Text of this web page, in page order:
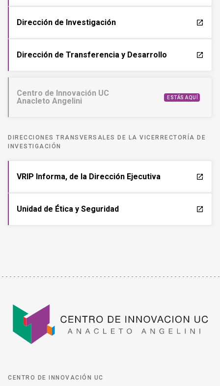
Dirección de Investigación launch
Dirección de Transferencia y Desarrollo launch
Centro de Innovación UC
Anacleto Angelini
ESTÁS AQUÍ
DIRECCIONES TRANSVERSALES DE LA VICERRECTORÍA DE
INVESTIGACIÓN
VRIP Informa, de la Dirección Ejecutiva launch
Unidad de Ética y Seguridad launch
CENTRO DE INNOVACIÓN UC